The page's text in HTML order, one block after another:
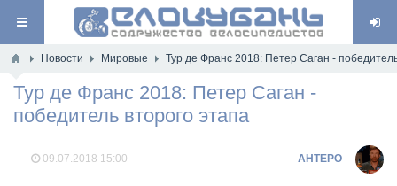
Новости Мировые Тур де Франс 2018: Петер Саган -
Тур де Франс 2018: Петер Саган -
победитель второго этапа
09.07.2018 15:00 AHTEPO